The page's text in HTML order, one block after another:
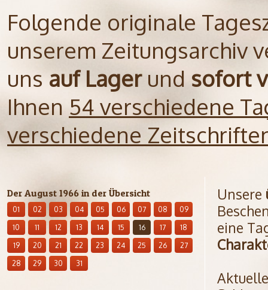
Folgende originale
unserem Zeitungsarchiv
uns auf Lagerund sofort
Ihnen 54 verschiedene
verschiedene
Der August 1966 in der Übersicht
01 02 03 04 05 06 07 08
09
10
11 12 13 14 15 16 17
18
19
20 21 22 23 24 25 26
27
28
29 30 31
Unsere
eine